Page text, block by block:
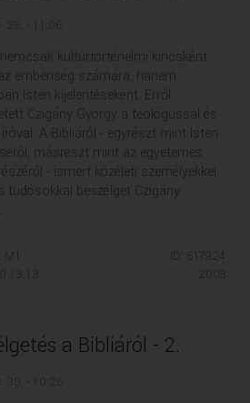
kultúrtörténelmi kincsként
emberiség számára, hanem
Isten kijelentéseként. Erről
Czigány György a teológussal és
A Bibliáról - egyrészt mint Isten
másrészt mint az egyetemes
- ismert közéleti személyekkel
tudósokkal beszélget Czigány
ID: 617924
a Bibliáról - 2.